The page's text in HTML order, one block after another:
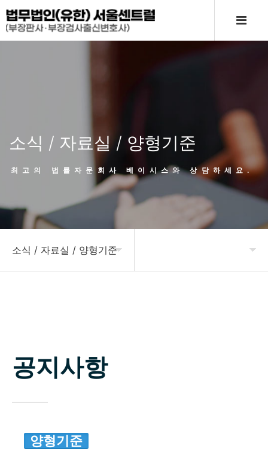
소식 / 자료실 / 양형기준
최고의 법률자문회사 베이시스와 상담하세요.
소식 / 자료실 / 양형기준
상담신청
공지사항
양형기준